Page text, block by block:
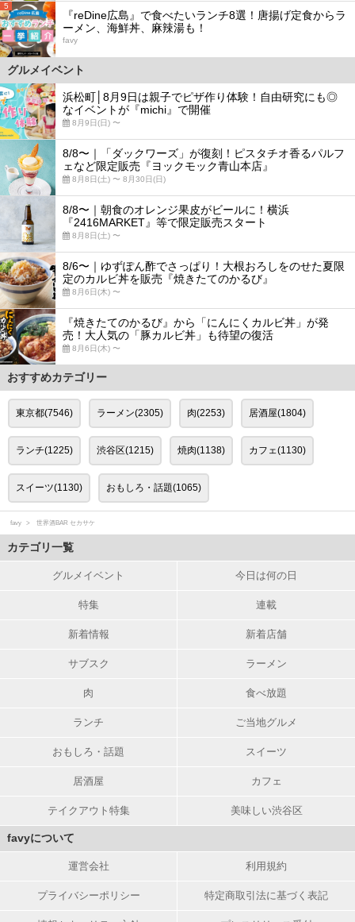
5
『reDine広島』で食べたいランチ8選！唐揚げ定食からラ
ーメン、海鮮丼、麻辣湯も！
favy
グルメイベント
浜松町│8月9日は親子でピザ作り体験！自由研究にも◎
なイベントが『michi』で開催
8月9日(日) 〜
8/8〜｜「ダックワーズ」が復刻！ピスタチオ香るパルフ
ェなど限定販売『ヨックモック青山本店』
8月8日(土) 〜 8月30日(日)
8/8〜｜朝食のオレンジ果皮がビールに！横浜
『2416MARKET』等で限定販売スタート
8月8日(土) 〜
8/6〜｜ゆずぽん酢でさっぱり！大根おろしをのせた夏限
定のカルビ丼を販売『焼きたてのかるび』
8月6日(木) 〜
『焼きたてのかるび』から「にんにくカルビ丼」が発
売！大人気の「豚カルビ丼」も待望の復活
8月6日(木) 〜
おすすめカテゴリー
東京都(7546) ラーメン(2305) 肉(2253) 居酒屋(1804)
ランチ(1225) 渋谷区(1215) 焼肉(1138) カフェ(1130)
スイーツ(1130) おもしろ・話題(1065)
favy 世界酒BAR セカサケ
カテゴリ一覧
グルメイベント 今日は何の日
特集 連載
新着情報 新着店舗
サブスク ラーメン
肉 食べ放題
ランチ ご当地グルメ
おもしろ・話題 スイーツ
居酒屋 カフェ
テイクアウト特集 美味しい渋谷区
favyについて
運営会社 利用規約
プライバシーポリシー 特定商取引法に基づく表記